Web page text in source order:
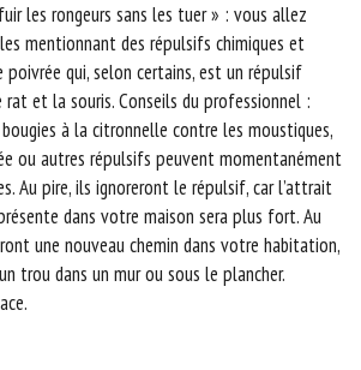
les rongeurs sans les tuer » : vous allez
mentionnant des répulsifs chimiques et
poivrée qui, selon certains, est un répulsif
et la souris. Conseils du professionnel :
à la citronnelle contre les moustiques,
ou autres répulsifs peuvent momentanément
Au pire, ils ignoreront le répulsif, car l’attrait
dans votre maison sera plus fort. Au
une nouveau chemin dans votre habitation,
trou dans un mur ou sous le plancher.